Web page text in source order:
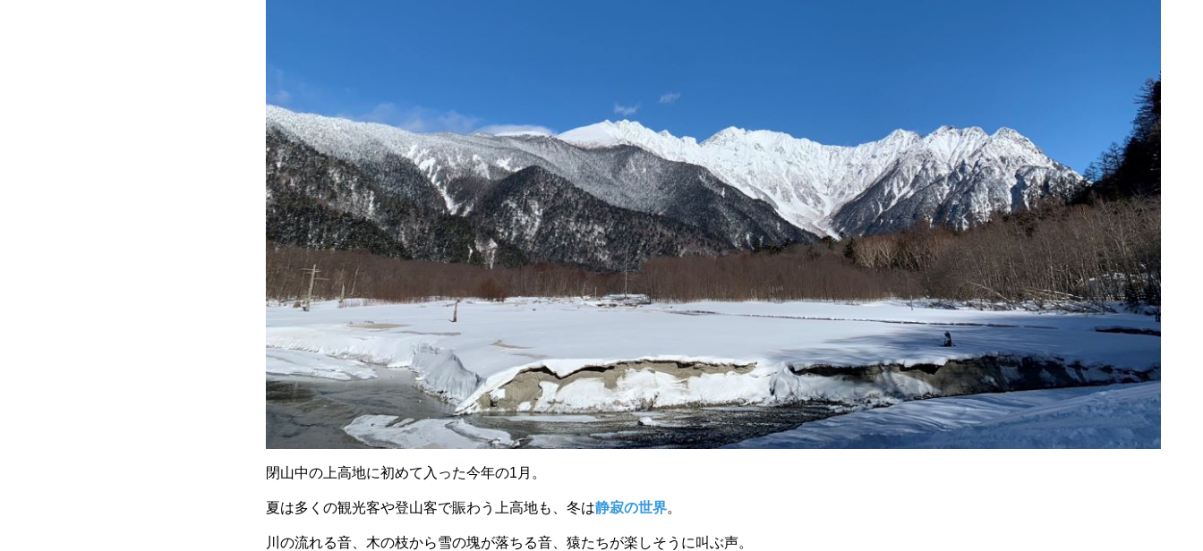
閉山中の上高地に初めて入った今年の1月。
夏は多くの観光客や登山客で賑わう上高地も、冬は静寂の世界。
川の流れる音、木の枝から雪の塊が落ちる音、猿たちが楽しそうに叫ぶ声。